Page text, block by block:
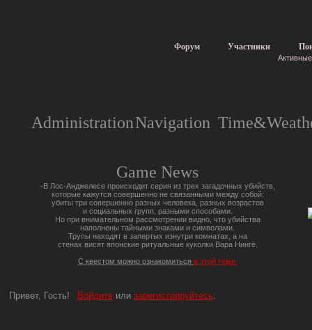
Форум Участники
AdministrationNavigation
Game News
-В Лос-Анджелесе происходит серия из трех загадочных убийств,
которые кажутся совершенно не связанными между собой:
убиты три совершенно разных человека, разных возрастов
и социальных групп, разными способами.
Но при внимательном рассмотрении видно, что убийства
наполнены тайными знаками и символами.
Трупы находят в запертых изнутри комнатах, а на
стенах висят японские ритуальные куколки Вара Нингё.
С квестом можно ознакомиться в этой теме.
Привет, Гость! Войдитеили зарегистрируйтесь.